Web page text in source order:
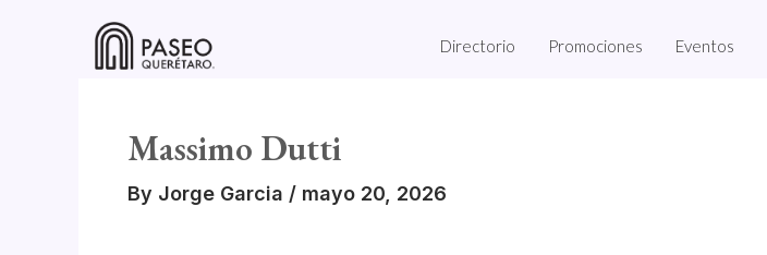
Directorio Promociones Eventos
Massimo Dutti
By Jorge Garcia / mayo 20, 2026